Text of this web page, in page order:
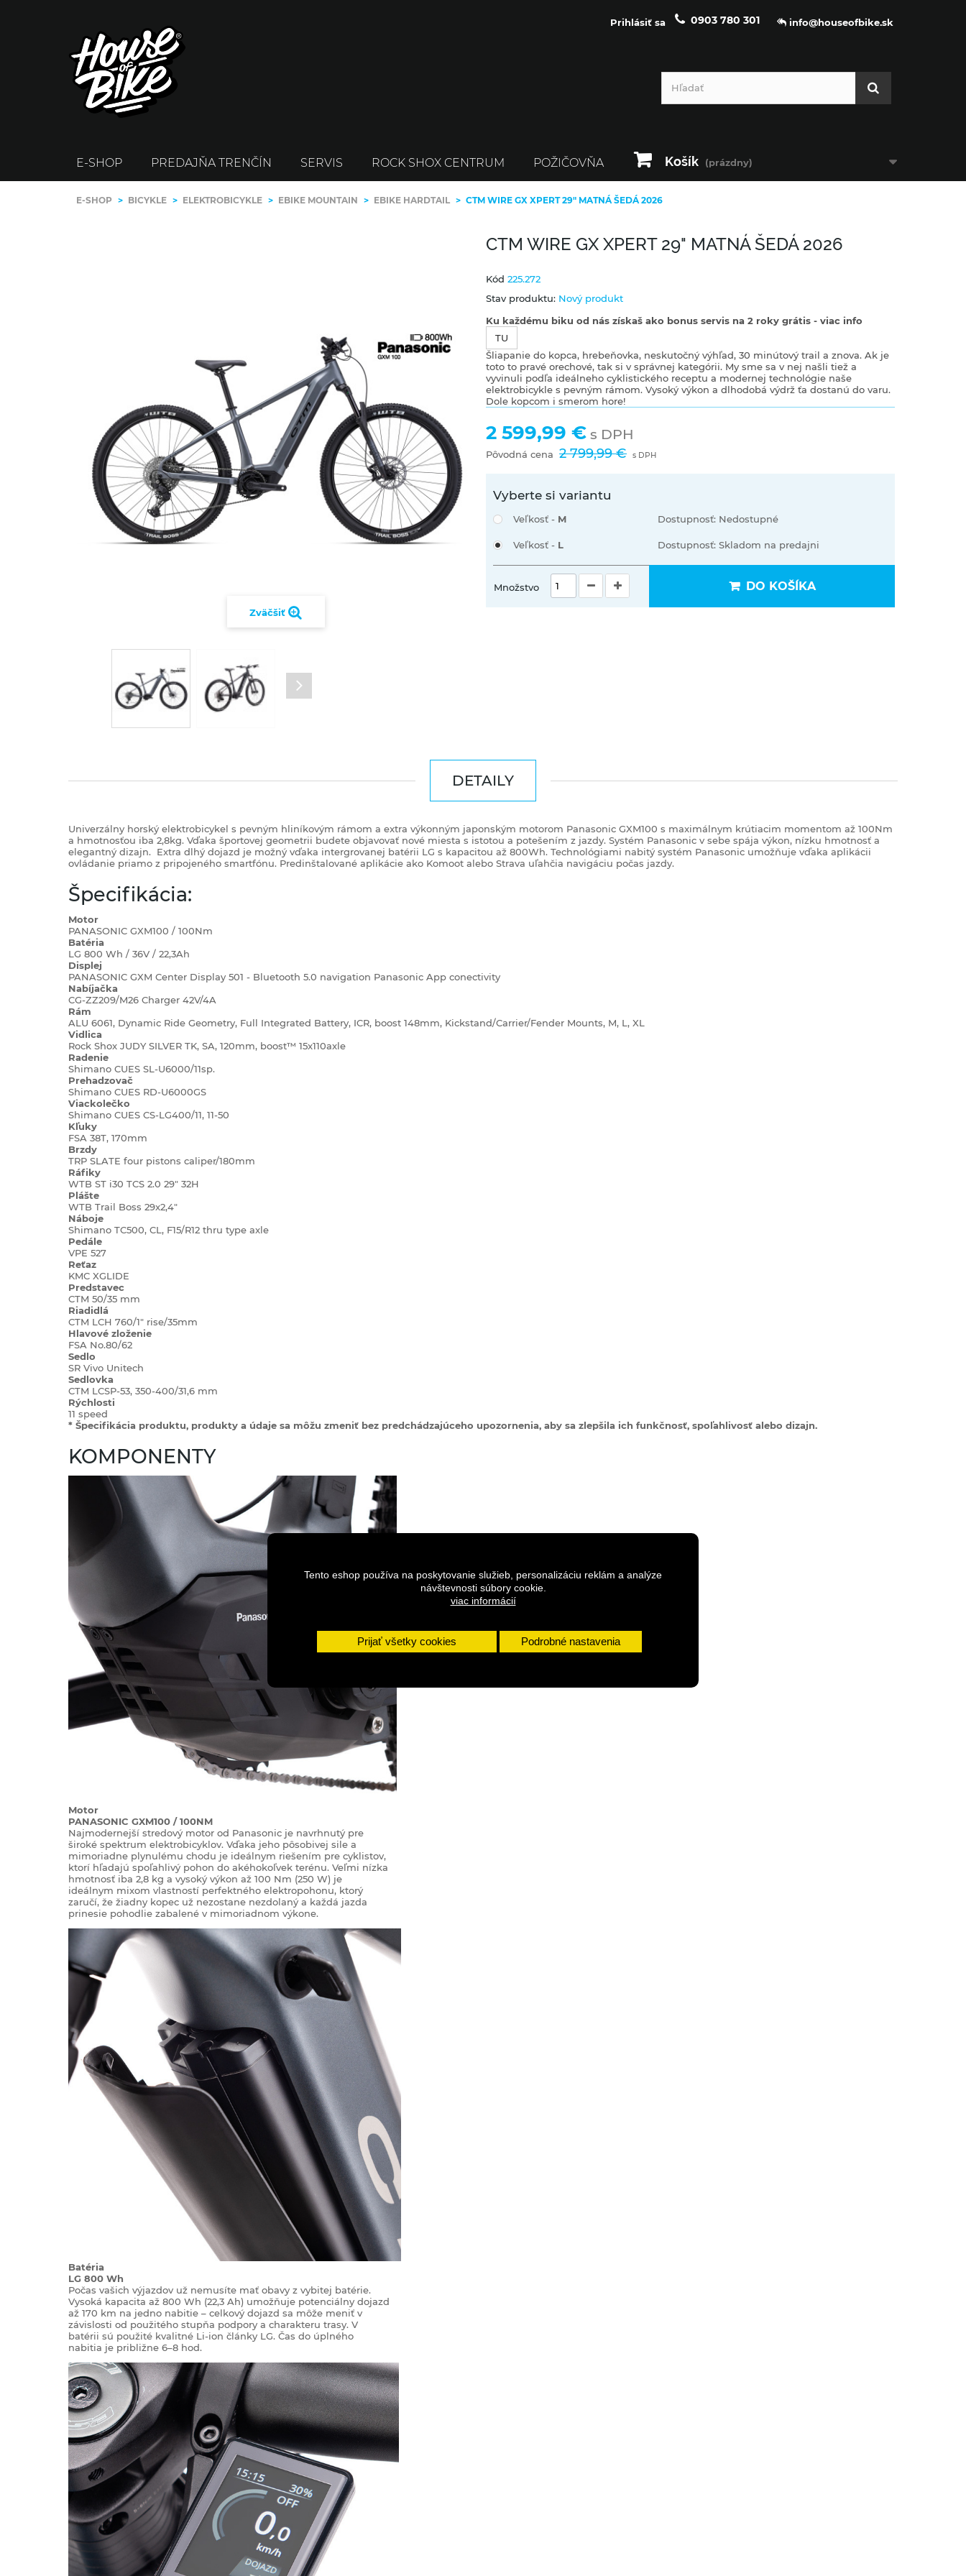
Tento eshop používa na poskytovanie služieb, personalizáciu reklám a analýze
návštevnosti súbory cookie.
viac informácií
Prijať všetky cookies Podrobné nastavenia
info@houseofbike.sk
0903 780 301
Prihlásiť sa
Košík (prázdny)
E-SHOP PREDAJŇA TRENČÍN SERVIS ROCK SHOX CENTRUM POŽIČOVŇA
E-SHOP > BICYKLE > ELEKTROBICYKLE > EBIKE MOUNTAIN > EBIKE HARDTAIL > CTM WIRE GX XPERT 29" MATNÁ ŠEDÁ 2026
Zväčšiť
CTM WIRE GX XPERT 29" MATNÁ ŠEDÁ 2026
Kód 225.272
Stav produktu: Nový produkt
Ku každému biku od nás získaš ako bonus servis na 2 roky grátis - viac info
TU
Šliapanie do kopca, hrebeňovka, neskutočný výhľad, 30 minútový trail a znova. Ak je
toto to pravé orechové, tak si v správnej kategórii. My sme sa v nej našli tiež a
vyvinuli podľa ideálneho cyklistického receptu a modernej technológie naše
elektrobicykle s pevným rámom. Vysoký výkon a dlhodobá výdrž ťa dostanú do varu.
Dole kopcom i smerom hore!
2 599,99 € s DPH
Pôvodná cena 2 799,99 € s DPH
Vyberte si variantu
Veľkosť - M Dostupnosť: Nedostupné
Veľkosť - L Dostupnosť: Skladom na predajni
Množstvo DO KOŠÍKA
DETAILY
Univerzálny horský elektrobicykel s pevným hliníkovým rámom a extra výkonným japonským motorom Panasonic GXM100 s maximálnym krútiacim momentom až 100Nm
a hmotnosťou iba 2,8kg. Vďaka športovej geometrii budete objavovať nové miesta s istotou a potešením z jazdy. Systém Panasonic v sebe spája výkon, nízku hmotnosť a
elegantný dizajn. Extra dlhý dojazd je možný vďaka intergrovanej batérii LG s kapacitou až 800Wh. Technológiami nabitý systém Panasonic umožňuje vďaka aplikácii
ovládanie priamo z pripojeného smartfónu. Predinštalované aplikácie ako Komoot alebo Strava uľahčia navigáciu počas jazdy.
Špecifikácia:
Motor
PANASONIC GXM100 / 100Nm
Batéria
LG 800 Wh / 36V / 22,3Ah
Displej
PANASONIC GXM Center Display 501 - Bluetooth 5.0 navigation Panasonic App conectivity
Nabíjačka
CG-ZZ209/M26 Charger 42V/4A
Rám
ALU 6061, Dynamic Ride Geometry, Full Integrated Battery, ICR, boost 148mm, Kickstand/Carrier/Fender Mounts, M, L, XL
Vidlica
Rock Shox JUDY SILVER TK, SA, 120mm, boost™ 15x110axle
Radenie
Shimano CUES SL-U6000/11sp.
Prehadzovač
Shimano CUES RD-U6000GS
Viackolečko
Shimano CUES CS-LG400/11, 11-50
Kľuky
FSA 38T, 170mm
Brzdy
TRP SLATE four pistons caliper/180mm
Ráfiky
WTB ST i30 TCS 2.0 29" 32H
Plášte
WTB Trail Boss 29x2,4"
Náboje
Shimano TC500, CL, F15/R12 thru type axle
Pedále
VPE 527
Reťaz
KMC XGLIDE
Predstavec
CTM 50/35 mm
Riadidlá
CTM LCH 760/1" rise/35mm
Hlavové zloženie
FSA No.80/62
Sedlo
SR Vivo Unitech
Sedlovka
CTM LCSP-53, 350-400/31,6 mm
Rýchlosti
11 speed
* Špecifikácia produktu, produkty a údaje sa môžu zmeniť bez predchádzajúceho upozornenia, aby sa zlepšila ich funkčnosť, spoľahlivosť alebo dizajn.
KOMPONENTY
Motor
PANASONIC GXM100 / 100NM
Najmodernejší stredový motor od Panasonic je navrhnutý pre
široké spektrum elektrobicyklov. Vďaka jeho pôsobivej sile a
mimoriadne plynulému chodu je ideálnym riešením pre cyklistov,
ktorí hľadajú spoľahlivý pohon do akéhokoľvek terénu. Veľmi nízka
hmotnosť iba 2,8 kg a vysoký výkon až 100 Nm (250 W) je
ideálnym mixom vlastností perfektného elektropohonu, ktorý
zaručí, že žiadny kopec už nezostane nezdolaný a každá jazda
prinesie pohodlie zabalené v mimoriadnom výkone.
Batéria
LG 800 Wh
Počas vašich výjazdov už nemusíte mať obavy z vybitej batérie.
Vysoká kapacita až 800 Wh (22,3 Ah) umožňuje potenciálny dojazd
až 170 km na jedno nabitie – celkový dojazd sa môže meniť v
závislosti od použitého stupňa podpory a charakteru trasy. V
batérii sú použité kvalitné Li-ion články LG. Čas do úplného
nabitia je približne 6–8 hod.